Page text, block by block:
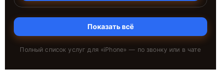
Показать всё
Полный список услуг для «iPhone» — по звонку или в чате